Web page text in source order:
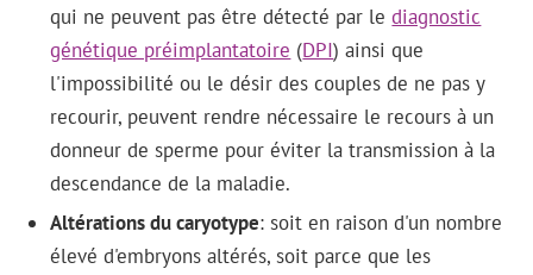
qui ne peuvent pas être détecté par lediagnostic
génétique préimplantatoire (DPI) ainsi que
l'impossibilité ou le désir des couples de ne pas y
recourir, peuvent rendre nécessaire le recours à un
donneur de sperme pour éviter la transmission à la
descendance de la maladie.
Altérations du caryotype: soit en raison d'un nombre
élevé d'embryons altérés, soit parce que les